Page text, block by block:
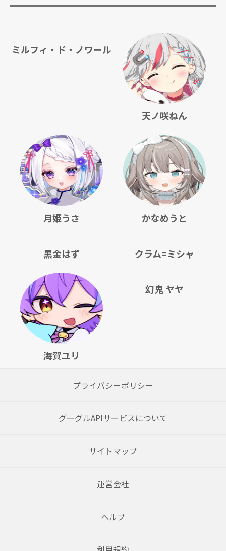
ミルフィ・ド・ノワール
天ノ咲ねん
月姫うさ かなめうと
黒金はず クラム=ミシャ
海賀ユリ
幻鬼 ヤヤ
プライバシーポリシー
グーグルAPIサービスについて
サイトマップ
運営会社
ヘルプ